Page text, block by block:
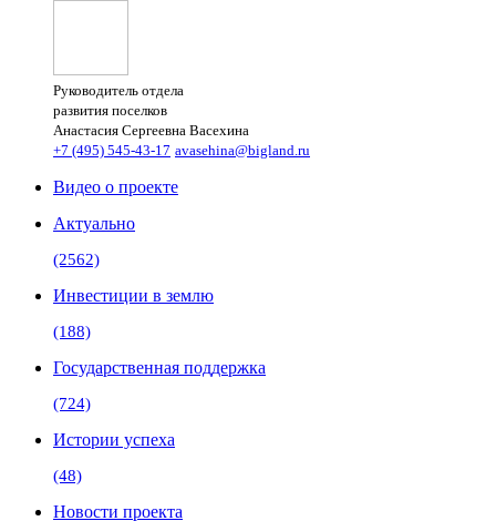
Руководитель отдела
развития поселков
Анастасия Сергеевна Васехина
+7 (495) 545-43-17 avasehina@bigland.ru
Видео о проекте
Актуально
(2562)
Инвестиции в землю
(188)
Государственная поддержка
(724)
Истории успеха
(48)
Новости проекта